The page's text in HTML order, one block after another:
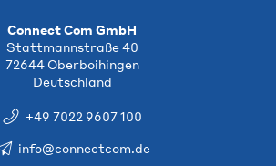
Connect Com GmbH
Stattmannstraße 40
72644 Oberboihingen
Deutschland
+49 7022 9607 100
info@connectcom.de